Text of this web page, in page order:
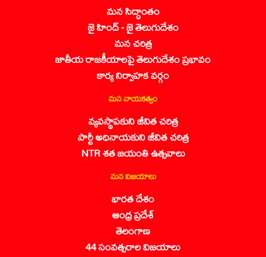
మన సిద్ధాంతం
జై హింద్ - జై తెలుగుదేశం
మన చరిత్ర
జాతీయ రాజకీయాలపై తెలుగుదేశం ప్రభావం
కార్య నిర్వాహక వర్గం
మన నాయకత్వం
వ్యవస్థాపకుని జీవిత చరిత్ర
పార్టీ అధినాయకుని జీవిత చరిత్ర
NTR శత జయంతి ఉత్సవాలు
మన విజయాలు
భారత దేశం
ఆంధ్ర ప్రదేశ్
తెలంగాణ
44 సంవత్సరాల విజయాలు